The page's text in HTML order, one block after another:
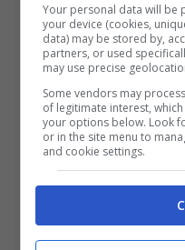
Your personal data will be
your device (cookies,
data) may be stored by,
partners, or used
may use precise
Some vendors may
of legitimate interest,
your options below. Look
or in the site menu to
and cookie settings.